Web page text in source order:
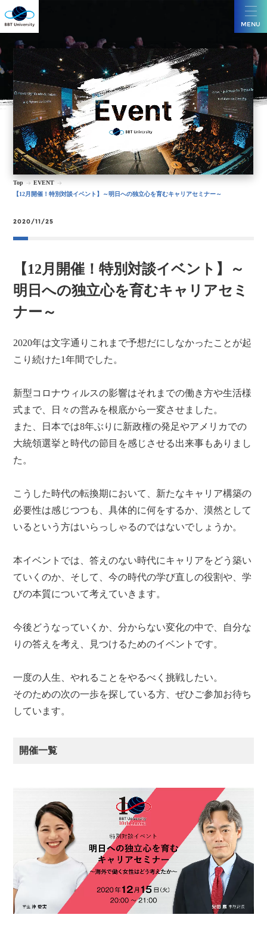
MENU
Top
EVENT
【12月開催！特別対談イベント】～明日への独立心を育むキャリアセミナー～
2020/11/25
【12月開催！特別対談イベント】～
明日への独立心を育むキャリアセミ
ナー～
2020年は文字通りこれまで予想だにしなかったことが起
こり続けた1年間でした。
新型コロナウィルスの影響はそれまでの働き方や生活様
式まで、日々の営みを根底から一変させました。
また、日本では8年ぶりに新政権の発足やアメリカでの
大統領選挙と時代の節目を感じさせる出来事もありまし
た。
こうした時代の転換期において、新たなキャリア構築の
必要性は感じつつも、具体的に何をするか、漠然として
いるという方はいらっしゃるのではないでしょうか。
本イベントでは、答えのない時代にキャリアをどう築い
ていくのか、そして、今の時代の学び直しの役割や、学
びの本質について考えていきます。
今後どうなっていくか、分からない変化の中で、自分な
りの答えを考え、見つけるためのイベントです。
一度の人生、やれることをやるべく挑戦したい。
そのための次の一歩を探している方、ぜひご参加お待ち
しています。
開催一覧